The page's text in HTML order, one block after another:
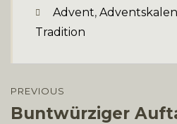
TagsAdvent,
Tradition
PREVIOUS
Previous
Buntwürziger